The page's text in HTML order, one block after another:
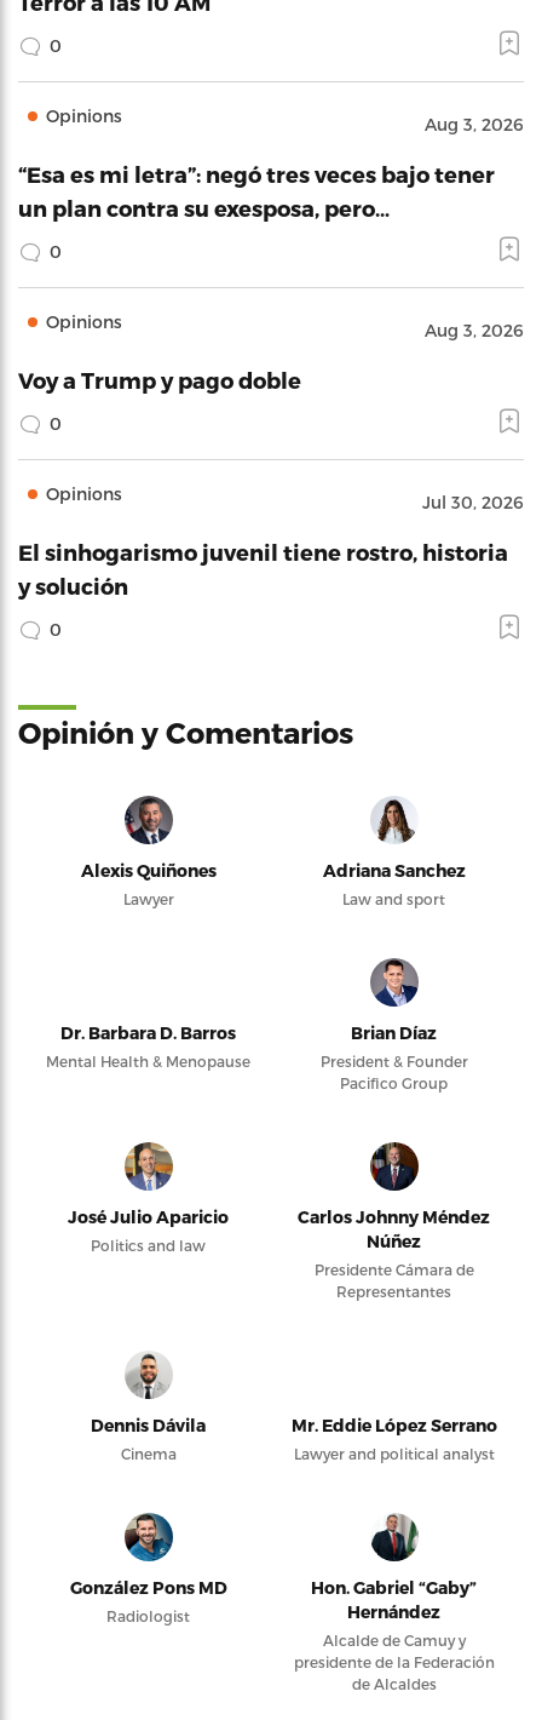
0
Opinions Aug 3, 2026
“Esa es mi letra”: negó tres veces bajo tener
un plan contra su exesposa, pero…
0
Opinions Aug 3, 2026
Voy a Trump y pago doble
0
Opinions Jul 30, 2026
El sinhogarismo juvenil tiene rostro, historia
y solución
0
Opinión y Comentarios
Alexis Quiñones
Lawyer
Adriana Sanchez
Law and sport
Dr. Barbara D. Barros
Mental Health & Menopause
Brian Díaz
President & Founder
Pacifico Group
José Julio Aparicio
Politics and law
Carlos Johnny Méndez
Núñez
Presidente Cámara de
Representantes
Dennis Dávila
Cinema
Mr. Eddie López Serrano
Lawyer and political analyst
González Pons MD
Radiologist
Hon. Gabriel “Gaby”
Hernández
Alcalde de Camuy y
presidente de la Federación
de Alcaldes